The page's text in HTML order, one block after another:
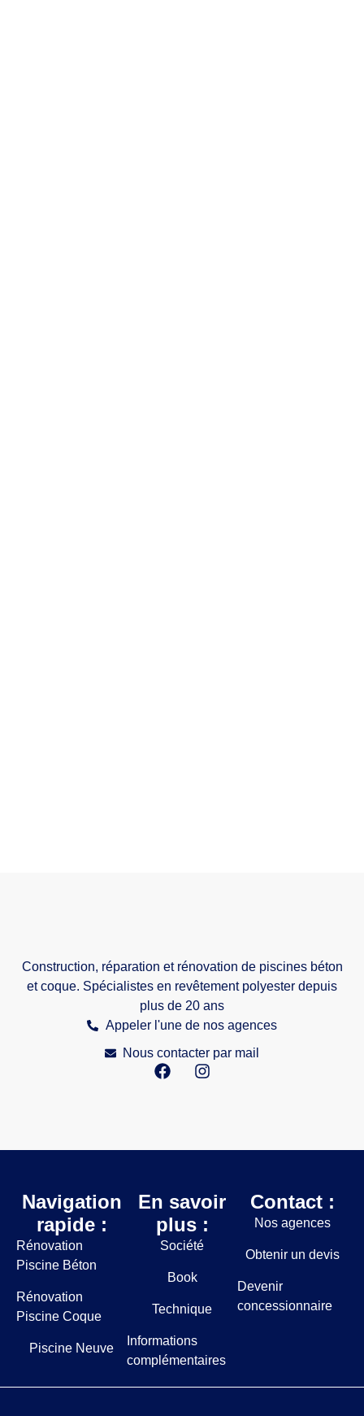
Construction, réparation et rénovation de piscines béton
et coque. Spécialistes en revêtement polyester depuis
plus de 20 ans
Appeler l'une de nos agences
Nous contacter par mail
Navigation
rapide :
Rénovation
Piscine Béton
Rénovation
Piscine Coque
Piscine Neuve
En savoir
plus :
Société
Book
Technique
Informations
complémentaires
Contact :
Nos agences
Obtenir un devis
Devenir
concessionnaire